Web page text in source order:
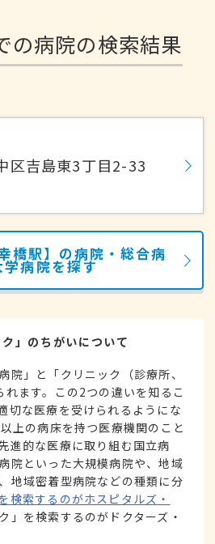
の病院の検索結果
区吉島東3丁目2-33
橋駅】の病院・総合病
学病院を探す
」のちがいについて
院」と「クリニック（診療所、
ます。この2つの違いを知るこ
切な医療を受けられるようにな
上の病床を持つ医療機関のこと
進的な医療に取り組む国立病
院といった大規模病院や、地域
地域密着型病院などの種類に分
検索するのがホスピタルズ・
」を検索するのがドクターズ・